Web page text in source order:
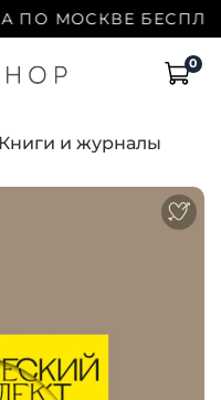
МОСКВЕ
0
Книги и журналы